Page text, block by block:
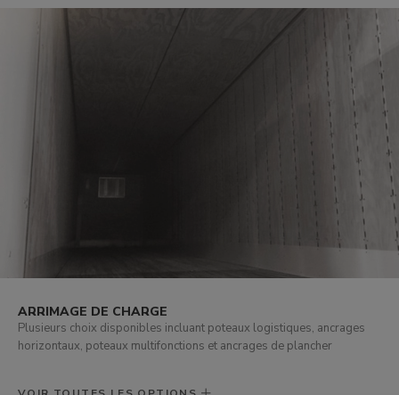
ARRIMAGE DE CHARGE
Plusieurs choix disponibles incluant poteaux logistiques, ancrages
horizontaux, poteaux multifonctions et ancrages de plancher